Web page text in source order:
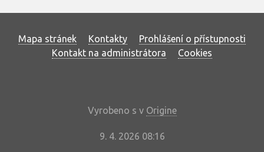
Mapa stránek Kontakty
Prohlášení o přístupnosti
Kontakt na administrátora
Cookies
Vyrobeno s v Origine
9. 4. 2026 08:16